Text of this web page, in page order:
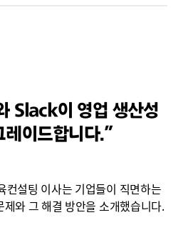
Slack이 영업 생산성
레이드합니다.”
컨설팅 이사는 기업들이 직면하는
와 그 해결 방안을 소개했습니다.